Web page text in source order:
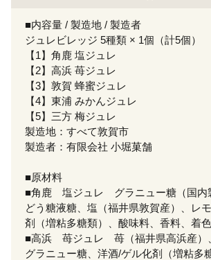
■内容量 / 製造地 / 製造者
ジュレビレッジ 5種類 × 1個（計5個）
【1】角鹿 塩ジュレ
【2】高浜 苺ジュレ
【3】敦賀 蜂蜜ジュレ
【4】東浦 みかんジュレ
【5】三方 梅ジュレ
製造地：すべて敦賀市
製造者：有限会社 小堀菓舗
■原材料
■角鹿 塩ジュレ グラニュー糖（国内
どう糖液糖、塩（福井県敦賀産）、レ
剤（増粘多糖類）、酸味料、香料、着色
■高浜 苺ジュレ 苺（福井県高浜産）
グラニュー糖、洋酒/ゲル化剤（増粘多